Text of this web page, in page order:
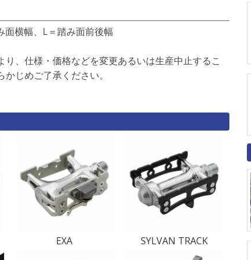
横幅、L＝踏み面前後幅
り、仕様・価格などを変更あるいは生産中止するこ
じめご了承ください。
EXA SYLVAN TRACK